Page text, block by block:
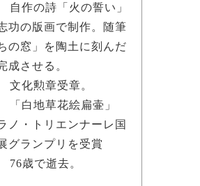
自作の詩「火の誓い」
功の版画で制作。随筆
の窓」を陶土に刻んだ
成させる。
文化勲章受章。
「白地草花絵扁壷」
ノ・トリエンナーレ国
グランプリを受賞
76歳で逝去。